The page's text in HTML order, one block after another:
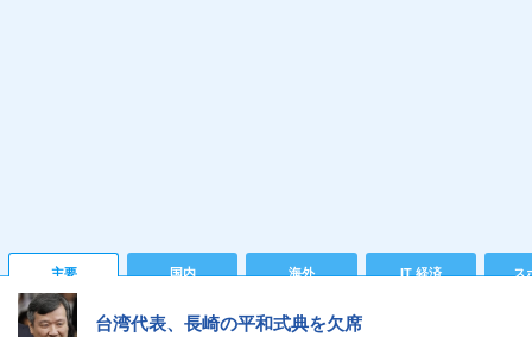
主要 国内 海外 IT 経済 ス
台湾代表、長崎の平和式典を欠席